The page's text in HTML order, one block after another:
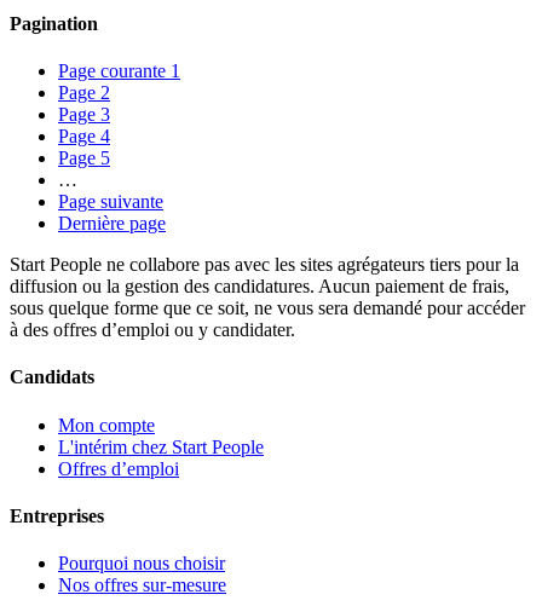
Pagination
Page courante 1
Page 2
Page 3
Page 4
Page 5
…
Page suivante
Dernière page
Start People ne collabore pas avec les sites agrégateurs tiers pour la
diffusion ou la gestion des candidatures. Aucun paiement de frais,
sous quelque forme que ce soit, ne vous sera demandé pour accéder
à des offres d’emploi ou y candidater.
Candidats
Mon compte
L'intérim chez Start People
Offres d’emploi
Entreprises
Pourquoi nous choisir
Nos offres sur-mesure